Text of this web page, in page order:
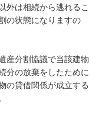
外は相続から逃れるこ
の状態になりますの
産分割協議で当該建物
分の放棄をしたために
の貸借関係が成立する